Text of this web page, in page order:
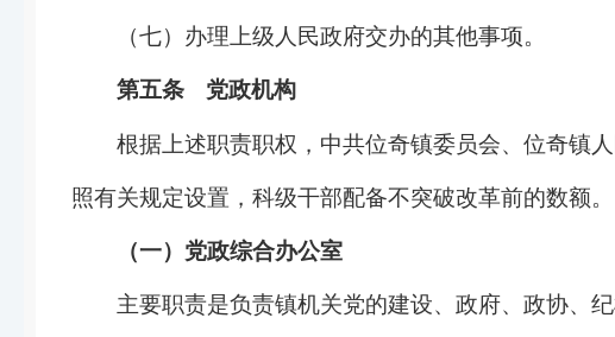
（七）办理上级人民政府交办的其他事项。
第五条 党政机构
根据上述职责职权，中共位奇镇委员会、 位奇镇
照有关规定设置，科级干部配备不突破改革前的数额。
（一）党政综合办公室
主要职责是负责镇机关党的建设、政府、政协、